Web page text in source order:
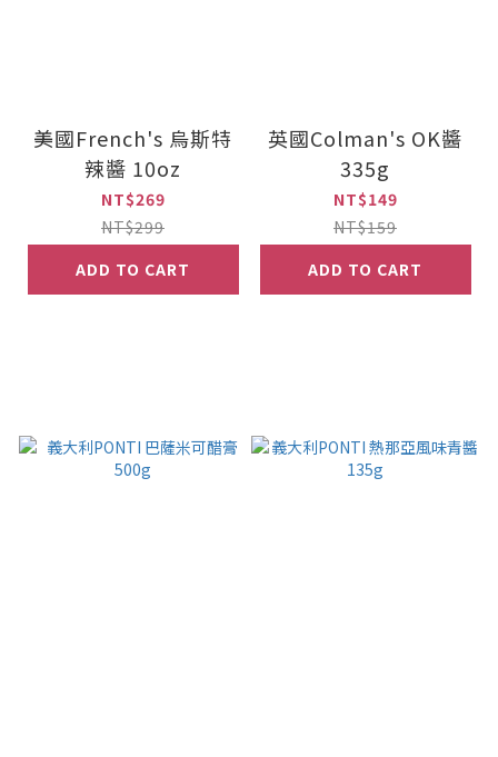
美國French's 烏斯特
辣醬 10oz
NT$269
NT$299
ADD TO CART
英國Colman's OK醬
335g
NT$149
NT$159
ADD TO CART